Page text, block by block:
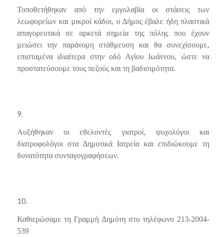
Τοποθετήθηκαν από την εργολαβία οι στάσεις των
λεωφορείων και μικροί κάδοι, ο Δήμος έβαλε ήδη πλαστικά
απαγορευτικά σε αρκετά σημεία της πόλης που έχουν
μειώσει την παράνομη στάθμευση και θα συνεχίσουμε,
επισταμένα ιδιαίτερα στην οδό Αγίου Ιωάννου, ώστε να
προστατεύσουμε τους πεζούς και τη βαδισιμότητα.
Αυξήθηκαν οι εθελοντές γιατροί, ψυχολόγοι και
διατροφολόγοι στα Δημοτικά Ιατρεία και επιδιώκουμε τη
δυνατότητα συνταγογραφήσεων.
Καθιερώσαμε τη Γραμμή Δημότη στο τηλέφωνο 213-2004-
539